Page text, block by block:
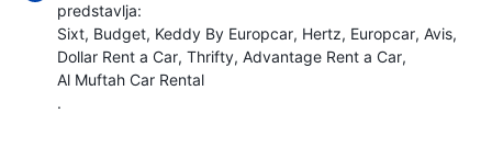
predstavlja:
Sixt Budget Keddy By Europcar Hertz Europcar Avis
Dollar Rent a Car Thrifty Advantage Rent a Car
Al Muftah Car Rental
.